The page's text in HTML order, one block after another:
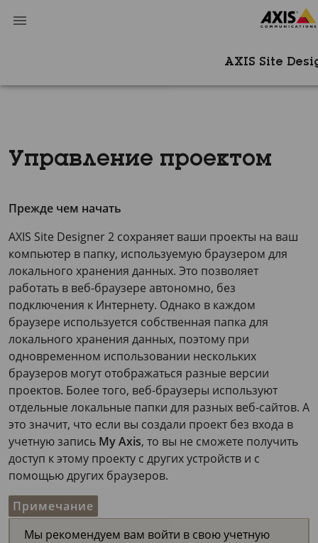
AXIS Site
Управление проектом
Прежде чем начать
AXIS Site Designer 2 сохраняет ваши проекты на ваш
компьютер в папку, используемую браузером для
локального хранения данных. Это позволяет
работать в веб-браузере автономно, без
подключения к Интернету. Однако в каждом
браузере используется собственная папка для
локального хранения данных, поэтому при
одновременном использовании нескольких
браузеров могут отображаться разные версии
проектов. Более того, веб-браузеры используют
отдельные локальные папки для разных веб-сайтов. А
это значит, что если вы создали проект без входа в
учетную запись My Axis, то вы не сможете получить
доступ к этому проекту с других устройств и с
помощью других браузеров.
Примечание
Мы рекомендуем вам войти в свою учетную